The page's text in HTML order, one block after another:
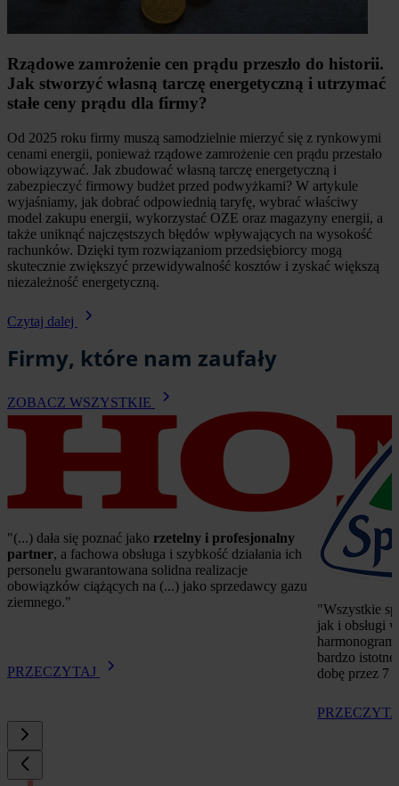
Rządowe zamrożenie cen prądu przeszło do historii.
Jak stworzyć własną tarczę energetyczną i utrzymać
stałe ceny prądu dla firmy?
Od 2025 roku firmy muszą samodzielnie mierzyć się z rynkowymi
cenami energii, ponieważ rządowe zamrożenie cen prądu przestało
obowiązywać. Jak zbudować własną tarczę energetyczną i
zabezpieczyć firmowy budżet przed podwyżkami? W artykule
wyjaśniamy, jak dobrać odpowiednią taryfę, wybrać właściwy
model zakupu energii, wykorzystać OZE oraz magazyny energii, a
także uniknąć najczęstszych błędów wpływających na wysokość
rachunków. Dzięki tym rozwiązaniom przedsiębiorcy mogą
skutecznie zwiększyć przewidywalność kosztów i zyskać większą
niezależność energetyczną.
Czytaj dalej
Firmy, które nam zaufały
ZOBACZ WSZYSTKIE
"(...) dała się poznać jako rzetelny i profesjonalny
partner, a fachowa obsługa i szybkość działania ich
personelu gwarantowana solidna realizacje
obowiązków ciążących na (...) jako sprzedawcy gazu
ziemnego."
PRZECZYTAJ
"Wszystkie
jak i obsługi
bardzo
dobę przez 7